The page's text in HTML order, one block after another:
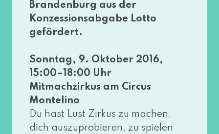
Brandenburg aus der
Konzessionsabgabe Lotto
geför­dert.
Sonntag, 9. Oktober 2016,
15:00–18:00 Uhr
Mitmachzirkus am Circus
Montelino
Du hast Lust Zirkus zu machen,
dich aus­zu­pro­bie­ren, zu spie­len